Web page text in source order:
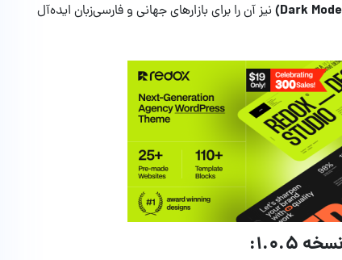
نیز آن را برای بازارهای جهانی و فارسی‌زبان ایده‌آل